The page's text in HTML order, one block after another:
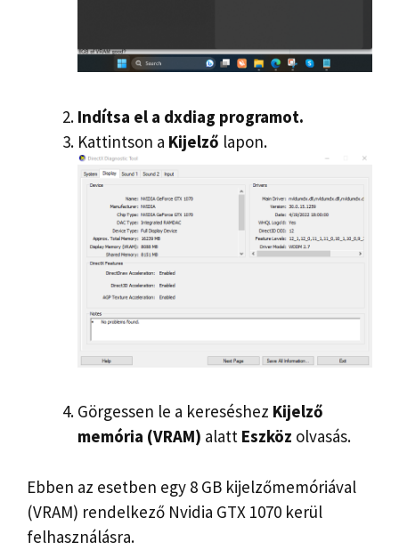
Indítsa el a dxdiag programot.
Kattintson a Kijelző lapon.
Görgessen le a kereséshez Kijelző
memória (VRAM) alatt Eszköz olvasás.
Ebben az esetben egy 8 GB kijelzőmemóriával
(VRAM) rendelkező Nvidia GTX 1070 kerül
felhasználásra.